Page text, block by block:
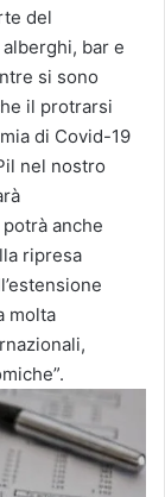
del
bar e
si sono
il protrarsi
di Covid-19
nel nostro
anche
ripresa
molta